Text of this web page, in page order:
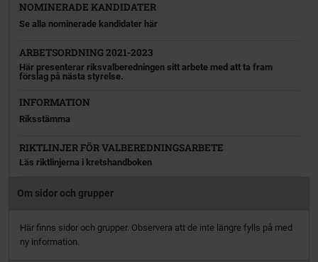
NOMINERADE KANDIDATER
Se alla nominerade kandidater här
ARBETSORDNING 2021-2023
Här presenterar riksvalberedningen sitt arbete med att ta fram
förslag på nästa styrelse.
INFORMATION
Riksstämma
RIKTLINJER FÖR VALBEREDNINGSARBETE
Läs riktlinjerna i kretshandboken
Om sidor och grupper
Här finns sidor och grupper. Observera att de inte längre fylls på med
ny information.